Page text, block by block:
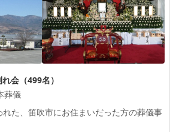
会（499名）
葬儀
た、 笛吹市にお住まいだった方の葬儀事